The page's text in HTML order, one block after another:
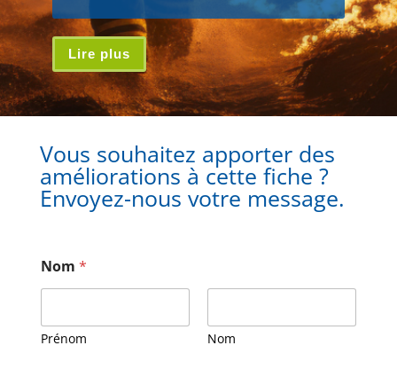
Lire plus
Vous souhaitez apporter des
améliorations à cette fiche ?
Envoyez-nous votre message.
Nom *
Prénom Nom